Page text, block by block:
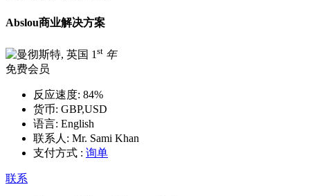
Abslou商业解决方案
1 st 年
免费会员
反应速度: 84%
货币: GBP,USD
语言: English
联系人: Mr. Sami Khan
支付方式 : 询单
联系